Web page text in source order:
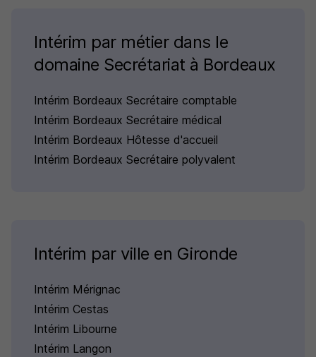
Intérim par métier dans le
domaine Secrétariat à Bordeaux
Intérim Bordeaux Secrétaire comptable
Intérim Bordeaux Secrétaire médical
Intérim Bordeaux Hôtesse d'accueil
Intérim Bordeaux Secrétaire polyvalent
Intérim par ville en Gironde
Intérim Mérignac
Intérim Cestas
Intérim Libourne
Intérim Langon